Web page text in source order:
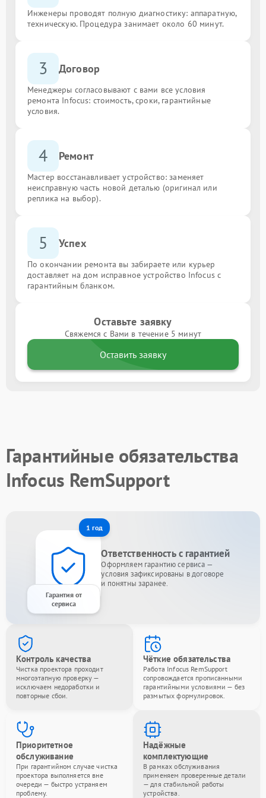
Инженеры проводят полную диагностику: аппаратную,
техническую. Процедура занимает около 60 минут.
3 Договор
Менеджеры согласовывают с вами все условия
ремонта Infocus: стоимость, сроки, гарантийные
условия.
4 Ремонт
Мастер восстанавливает устройство: заменяет
неисправную часть новой деталью (оригинал или
реплика на выбор).
5 Успех
По окончании ремонта вы забираете или курьер
доставляет на дом исправное устройство Infocus с
гарантийным бланком.
Оставьте заявку
Свяжемся с Вами в течение 5 минут
Оставить заявку
Гарантийные обязательства
Infocus RemSupport
1 год
Гарантия от
сервиса
Ответственность с гарантией
Оформляем гарантию сервиса —
условия зафиксированы в договоре
и понятны заранее.
Контроль качества
Чистка проектора проходит
многоэтапную проверку —
исключаем недоработки и
повторные сбои.
Чёткие обязательства
Работа Infocus RemSupport
сопровождается прописанными
гарантийными условиями — без
размытых формулировок.
Приоритетное
обслуживание
При гарантийном случае чистка
проектора выполняется вне
очереди — быстро устраняем
проблему.
Надёжные
комплектующие
В рамках обслуживания
применяем проверенные детали
— для стабильной работы
устройства.